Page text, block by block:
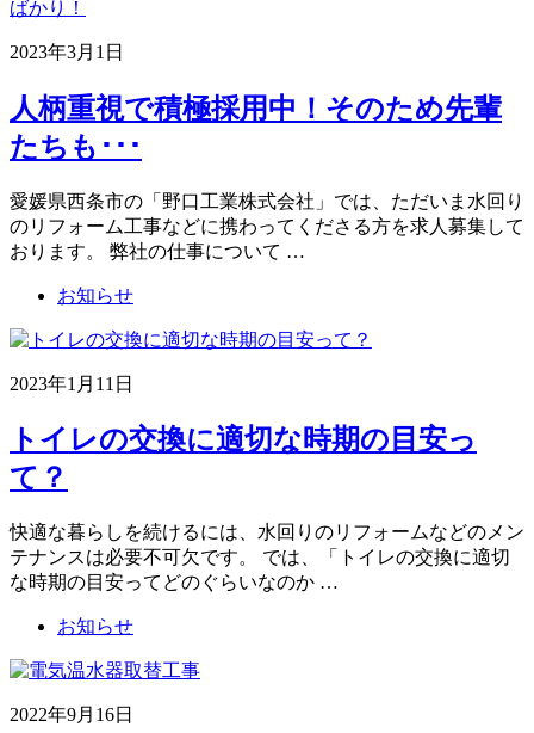
2023年3月1日
人柄重視で積極採用中！そのため先輩
たちも･･･
愛媛県西条市の「野口工業株式会社」では、ただいま水回り
のリフォーム工事などに携わってくださる方を求人募集して
おります。 弊社の仕事について …
お知らせ
2023年1月11日
トイレの交換に適切な時期の目安っ
て？
快適な暮らしを続けるには、水回りのリフォームなどのメン
テナンスは必要不可欠です。 では、「トイレの交換に適切
な時期の目安ってどのぐらいなのか …
お知らせ
2022年9月16日